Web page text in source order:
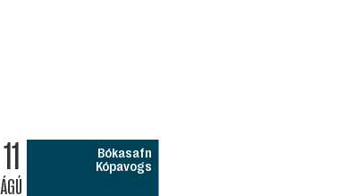
11
ÁGÚ
Bókasafn
Kópavogs